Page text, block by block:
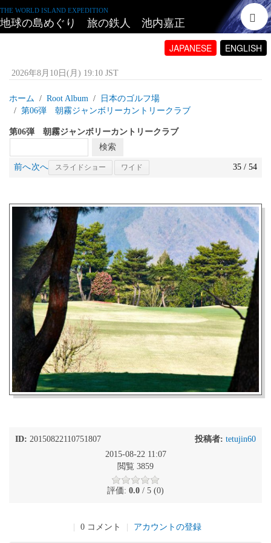
THE WORLD ISLAND EXPEDITION
地球の島めぐり 旅の鉄人 池内嘉正
JAPANESE ENGLISH
2026年8月10日(月) 19:10 JST
ホーム Root Album
日本のゴルフ場
第06弾 朝霧ジャンボリーカントリークラブ
第06弾 朝霧ジャンボリーカントリークラブ
前へ次へ スライドショー ワイド 35 / 54
ID: 20150822110751807 投稿者: tetujin60
2015-08-22 11:07
閲覧 3859
評価: 0.0 / 5 (0)
0 コメント アカウントの登録